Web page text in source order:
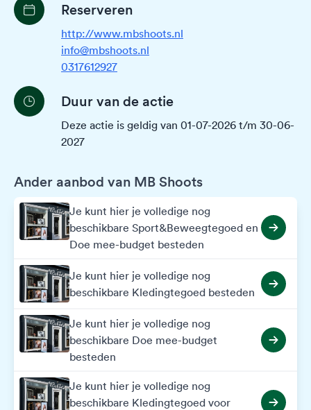
Reserveren
http://www.mbshoots.nl
info@mbshoots.nl
0317612927
Duur van de actie
Deze actie is geldig van 01-07-2026 t/m 30-06-
2027
Ander aanbod van MB Shoots
Je kunt hier je volledige nog
beschikbare Sport&Beweegtegoed en
Doe mee-budget besteden
Je kunt hier je volledige nog
beschikbare Kledingtegoed besteden
Je kunt hier je volledige nog
beschikbare Doe mee-budget
besteden
Je kunt hier je volledige nog
beschikbare Kledingtegoed voor